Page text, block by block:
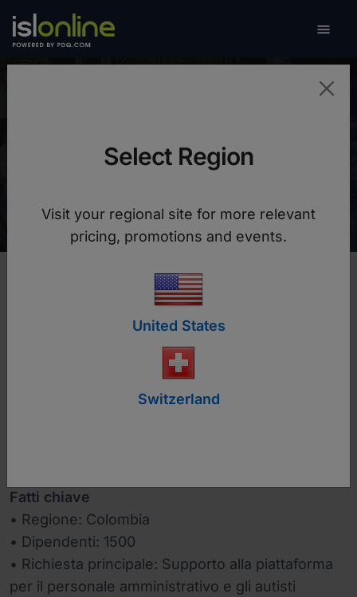

ISL Online accelera la digitalizzazione del
www.norgas.com.co
Fatti chiave
• Regione: Colombia
• Dipendenti: 1500
• Richiesta principale: Supporto alla piattaforma
per il personale amministrativo e gli autisti
Select Region
Visit your regional site for more relevant
pricing, promotions and events.
United States
Switzerland